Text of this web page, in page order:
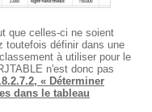
que celles-ci ne soient
toutefois définir dans une
à utiliser pour le
n'est donc pas
« Déterminer
dans le tableau